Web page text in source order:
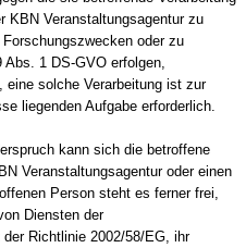
KBN Veranstaltungsagentur zu
oder zu
1 DS-GVO erfolgen,
eine solche Verarbeitung ist zur
liegenden Aufgabe erforderlich.
kann sich die betroffene
Veranstaltungsagentur oder einen
Person steht es ferner frei,
Diensten der
Richtlinie 2002/58/EG, ihr